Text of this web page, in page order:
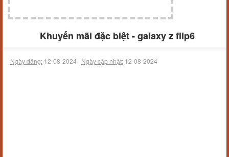
Khuyến mãi đặc biệt - galaxy z flip6
Ngày đăng: 12-08-2024 | Ngày cập nhật: 12-08-2024